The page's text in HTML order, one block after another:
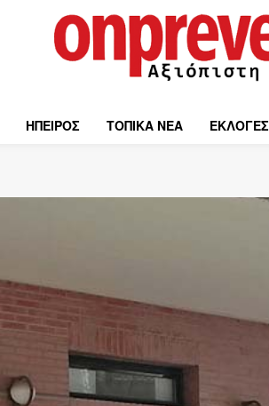
ΗΠΕΙΡΟΣ ΤΟΠΙΚΑ ΝΕΑ ΕΚΛΟΓΕΣ